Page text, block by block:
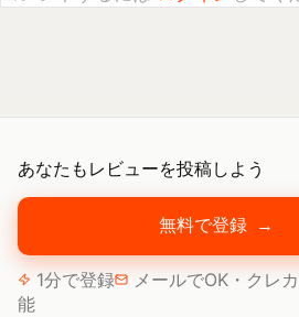
あなたもレビューを投稿しよう
無料で登録 →
1分で登録 メールでOK・クレ
能